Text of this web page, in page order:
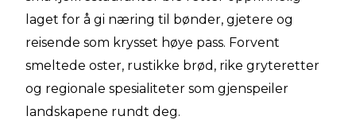
laget for å gi næring til bønder, gjetere og
reisende som krysset høye pass. Forvent
smeltede oster, rustikke brød, rike gryteretter
og regionale spesialiteter som gjenspeiler
landskapene rundt deg.